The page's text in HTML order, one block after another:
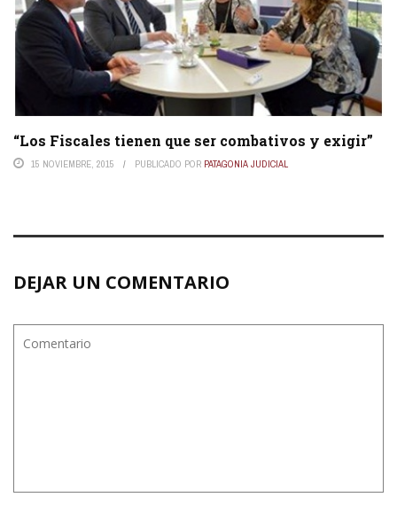
“Los Fiscales tienen que ser combativos y exigir”
15 NOVIEMBRE, 2015 PUBLICADO POR PATAGONIA JUDICIAL
DEJAR UN COMENTARIO